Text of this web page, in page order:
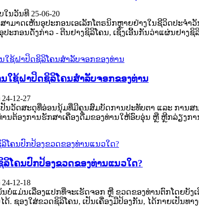
ນວັນທີ 25-06-20
າມາດເຫັນອຸປະກອນເອເລັກໂຕຣນິກຫຼາຍຢ່າງໃນຊີວິດປະຈຳ
ະກອນດັ່ງກ່າວ - ຕີນຢາງຊິລິໂຄນ, ເຊິ່ງເອີ້ນກັນວ່າແຜ່ນຢາງຊິ
ໃຊ້ຝາປິດຊິລິໂຄນສຳລັບຈອກຂອງທ່ານ
12-27
ນວັດສະດຸທີ່ອ່ອນນຸ້ມທີ່ມີຄຸນສົມບັດການປະທັບຕາ ແລະ ການ
ນຕ້ອງການຮັກສາເຄື່ອງດື່ມຂອງທ່ານໃຫ້ອົບອຸ່ນ ຫຼື ຫຼີກລ່ຽງກາ
ໂຄນປົກປ້ອງຂວດຂອງທ່ານແນວໃດ?
12-18
ບໍ່ແມ່ນເລື່ອງແປກທີ່ຈະເຮັດຈອກ ຫຼື ຂວດຂອງທ່ານຕົກໂດຍບັ
. ຊອງໃສ່ຂວດຊິລິໂຄນ, ເປັນເຄື່ອງມືປ້ອງກັນ, ໄດ້ກາຍເປັນທາງ